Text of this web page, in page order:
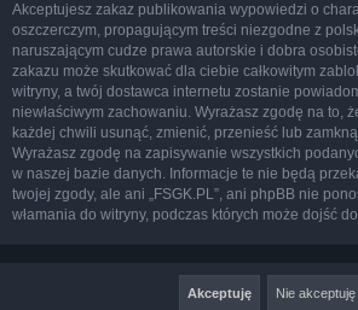
Akceptujesz zakaz publikowania wypowiedzi o
oszczerczym, propagującym treści niezgodne z
naruszającym cudze prawa autorskie i dobra
zakazu może skutkować dla ciebie całkowitym
witryny, a twój dostawca internetu zostanie
niewłaściwym zachowaniu. Wyrażasz zgodę na to,
każdej chwili usunąć, zmienić, przenieść lub
Wyrażasz zgodę na zapisywanie wszystkich
w naszej bazie danych. Informacje te nie będą
twojej zgody, ale ani „FSGK.PL”, ani phpBB nie
włamania do witryny, podczas których może dojść